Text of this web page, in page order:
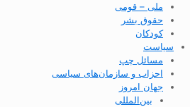
ملی – قومی
حقوق بشر
کودکان
سیاست
مسائل چپ
احزاب و سازمان‌های سیاسی
جهان امروز
بین‌المللی